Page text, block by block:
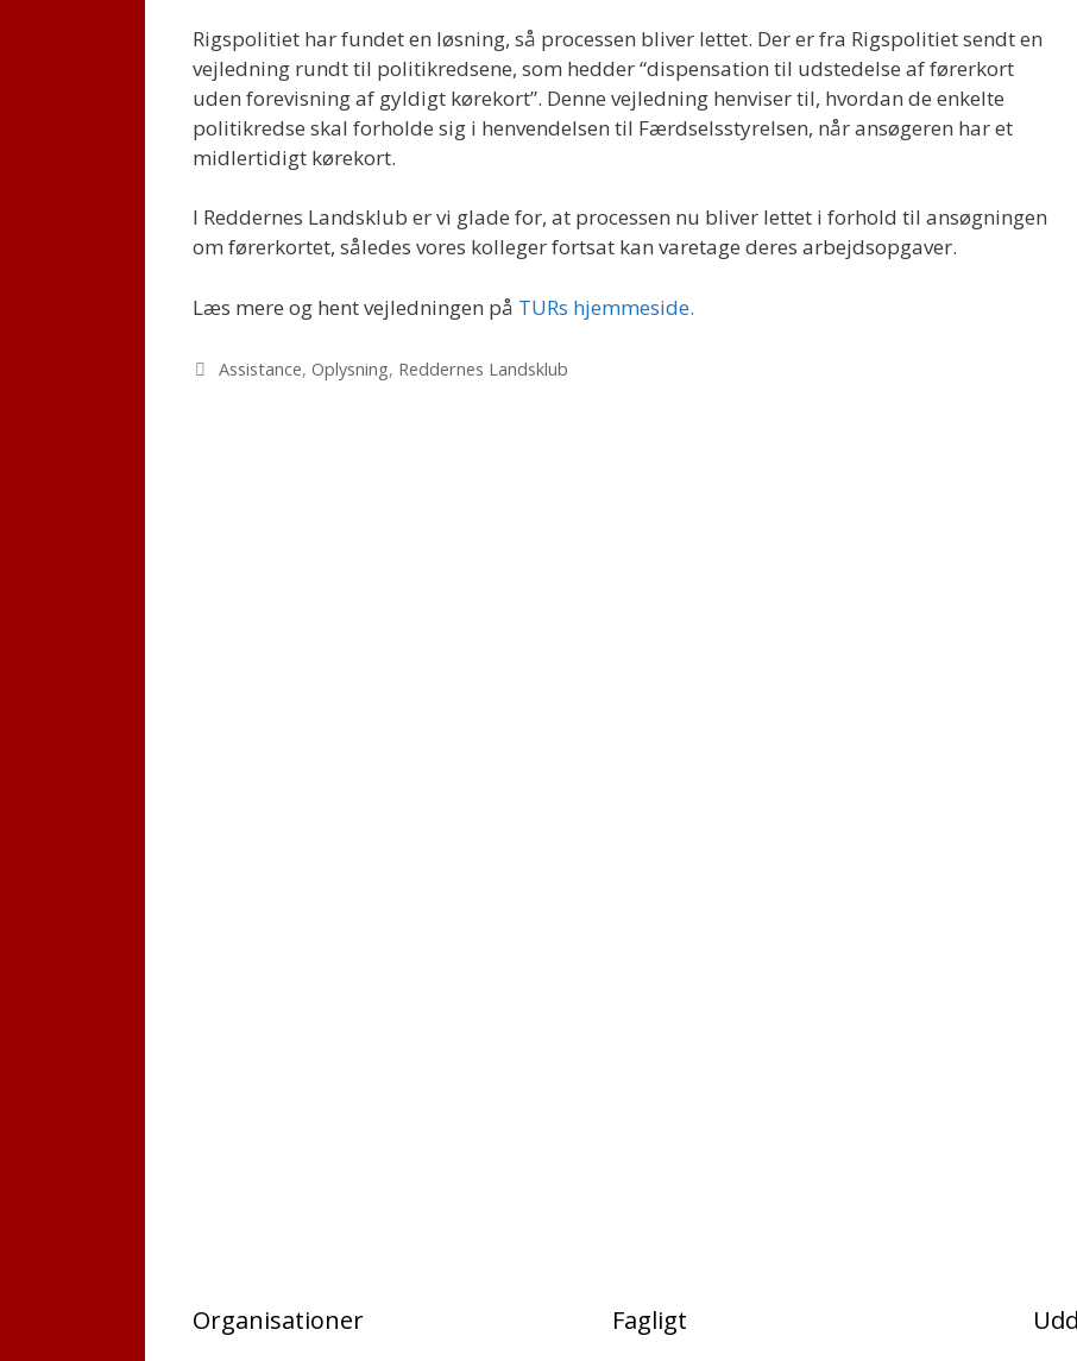
Rigspolitiet har fundet en løsning, så processen bliver lettet. Der er fra Rigspolitiet sendt en
vejledning rundt til politikredsene, som hedder “dispensation til udstedelse af førerkort
uden forevisning af gyldigt kørekort”. Denne vejledning henviser til, hvordan de enkelte
politikredse skal forholde sig i henvendelsen til Færdselsstyrelsen, når ansøgeren har et
midlertidigt kørekort.
I Reddernes Landsklub er vi glade for, at processen nu bliver lettet i forhold til ansøgningen
om førerkortet, således vores kolleger fortsat kan varetage deres arbejdsopgaver.
Læs mere og hent vejledningen på TURs hjemmeside.
Kategorier
Assistance, Oplysning, Reddernes Landsklub
Organisationer Fagligt